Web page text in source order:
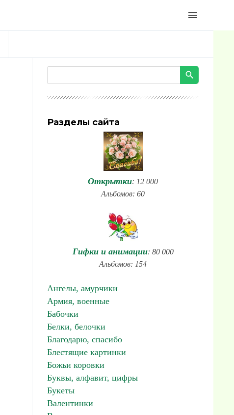
menu
Разделы сайта
Открытки: 12 000
Альбомов: 60
Гифки и анимации: 80 000
Альбомов: 154
Ангелы, амурчики
Армия, военные
Бабочки
Белки, белочки
Благодарю, спасибо
Блестящие картинки
Божьи коровки
Буквы, алфавит, цифры
Букеты
Валентинки